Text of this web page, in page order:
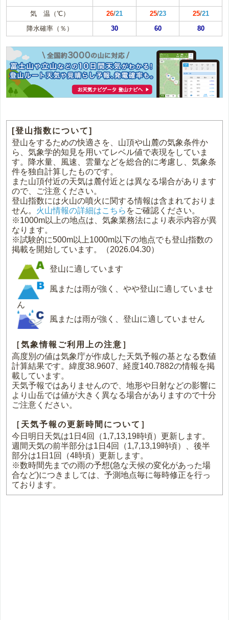
気 温（℃） 26/21 25/23 25/21
降水確率（％）
30 60 80
[登山指数について]
登山をするための快適さを、山頂や山麓の気象条件か
ら、気象学的知見を用いてレベル値で表現をしていま
す。降水量、風速、雲量などを総合的に考慮し、気象条
件を独自計算したものです。
また山頂付近の天気は麓付近とは異なる場合があります
ので、ご注意ください。
登山指数には火山の噴火に関する情報は含まれておりま
せん。 火山情報の詳細はこちら をご確認ください。
※1000m以上の地点は、気象業務法により表示内容が異
なります。
※試験的に500m以上1000m以下の地点でも登山指数の
掲載を開始しています。（2026.04.30）
登山に適しています
風または雨が強く、やや登山に適していませ
ん
風または雨が強く、登山に適していません
［気象情報ご利用上の注意］
高度別の値は気象庁が作成した天気予報の基となる数値
計算結果です。緯度38.9607、経度140.7882の情報を掲
載しています。
天気予報ではありませんので、地形や日射などの影響に
より山岳では値が大きく異なる場合がありますので十分
ご注意ください。
［天気予報の更新時間について］
今日明日天気は1日4回（1,7,13,19時頃）更新します。
週間天気の前半部分は1日4回（1,7,13,19時頃）、後半
部分は1日1回（4時頃）更新します。
※数時間先までの雨の予想(急な天候の変化があった場
合など)につきましては、予測地点毎に毎時修正を行っ
ております。